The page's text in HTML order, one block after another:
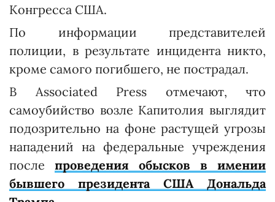
Конгресса США.
По информации представителей
полиции, в результате инцидента никто,
кроме самого погибшего, не пострадал.
В Associated Press отмечают, что
самоубийство возле Капитолия выглядит
подозрительно на фоне растущей угрозы
нападений на федеральные учреждения
после проведения обысков в имении
бывшего президента США Дональда